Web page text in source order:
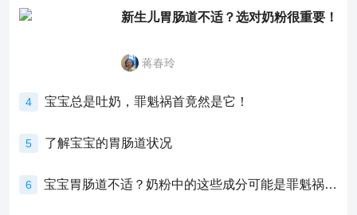
新生儿胃肠道不适？选对奶粉很重要！
蒋春玲
4 宝宝总是吐奶，罪魁祸首竟然是它！
5 了解宝宝的胃肠道状况
6 宝宝胃肠道不适？奶粉中的这些成分可能是罪魁祸首！